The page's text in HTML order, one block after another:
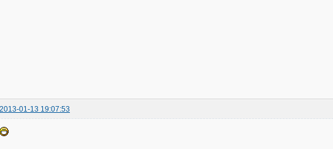
2013-01-13 19:07:53